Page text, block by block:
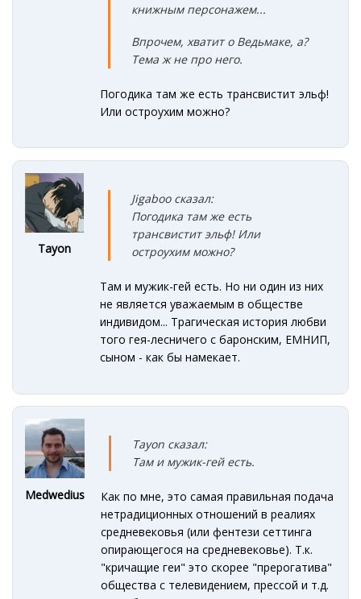
книжным персонажем...
Впрочем, хватит о Ведьмаке, а?
Тема ж не про него.
Погодика там же есть трансвистит эльф!
Или остроухим можно?
Tayon
Jigaboo сказал:
Погодика там же есть
трансвистит эльф! Или
остроухим можно?
Там и мужик-гей есть. Но ни один из них
не является уважаемым в обществе
индивидом... Трагическая история любви
того гея-лесничего с баронским, ЕМНИП,
сыном - как бы намекает.
Medwedius
Tayon сказал:
Там и мужик-гей есть.
Как по мне, это самая правильная подача
нетрадиционных отношений в реалиях
средневековья (или фентези сеттинга
опирающегося на средневековье). Т.к.
"кричащие геи" это скорее "прерогатива"
общества с телевидением, прессой и т.д.